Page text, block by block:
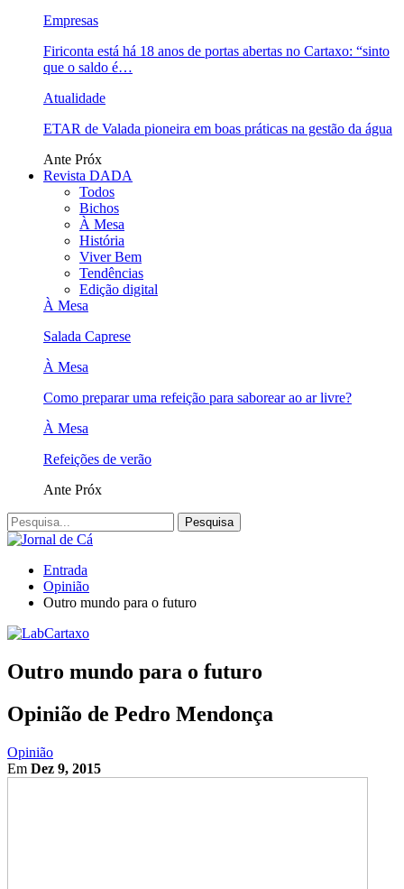
Empresas
Firiconta está há 18 anos de portas abertas no Cartaxo: “sinto
que o saldo é…
Atualidade
ETAR de Valada pioneira em boas práticas na gestão da água
Ante Próx
Revista DADA
Todos
Bichos
À Mesa
História
Viver Bem
Tendências
Edição digital
À Mesa
Salada Caprese
À Mesa
Como preparar uma refeição para saborear ao ar livre?
À Mesa
Refeições de verão
Ante Próx
Entrada
Opinião
Outro mundo para o futuro
Outro mundo para o futuro
Opinião de Pedro Mendonça
Opinião
Em Dez 9, 2015